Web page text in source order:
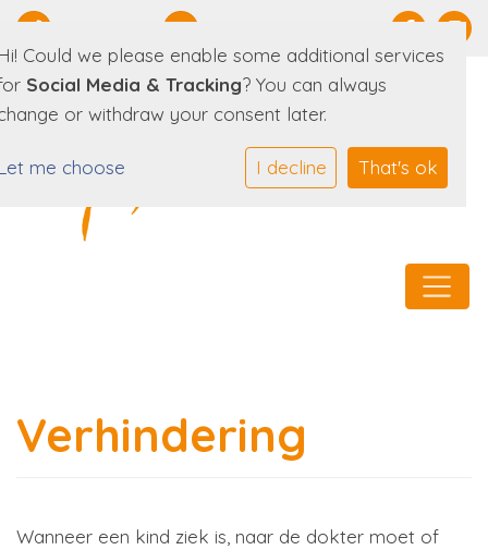
Verhindering
Wanneer een kind ziek is, naar de dokter moet of
Could we please enable some additional services
Social Media & Tracking? You can always
or withdraw your consent later.
me choose I decline That's ok